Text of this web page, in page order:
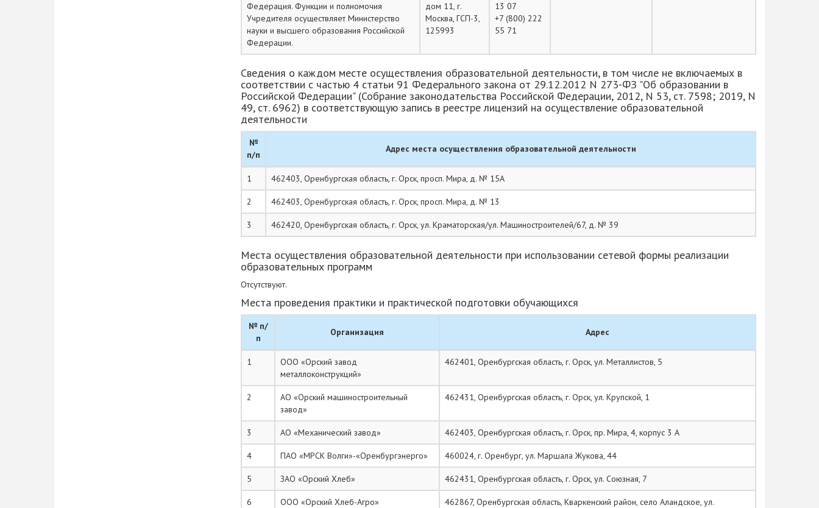
Федерация. Функции и полномочия
Учредителя осуществляет Министерство
науки и высшего образования Российской
Федерации.
дом 11, г.
Москва, ГСП-3,
125993
13 07
+7 (800) 222
55 71
Сведения о каждом месте осуществления образовательной деятельности, в том числе не включаемых в
соответствии с частью 4 статьи 91 Федерального закона от 29.12.2012 N 273-ФЗ "Об образовании в
Российской Федерации" (Собрание законодательства Российской Федерации, 2012, N 53, ст. 7598; 2019, N
49, ст. 6962) в соответствующую запись в реестре лицензий на осуществление образовательной
деятельности
№
п/п
Адрес места осуществления образовательной деятельности
1 462403, Оренбургская область, г. Орск, просп. Мира, д. № 15А
2 462403, Оренбургская область, г. Орск, просп. Мира, д. № 13
3 462420, Оренбургская область, г. Орск, ул. Краматорская/ул. Машиностроителей/67, д. № 39
Места осуществления образовательной деятельности при использовании сетевой формы реализации
образовательных программ
Отсутствуют.
Места проведения практики и практической подготовки обучающихся
№ п/
п
Организация Адрес
1
ООО «Орский завод
металлоконструкций»
462401, Оренбургская область, г. Орск, ул. Металлистов, 5
2
АО «Орский машиностроительный
завод»
462431, Оренбургская область, г. Орск, ул. Крупской, 1
3 АО «Механический завод» 462403, Оренбургская область, г. Орск, пр. Мира, 4, корпус 3 А
4 ПАО «МРСК Волги»-«Оренбургэнерго» 460024, г. Оренбург, ул. Маршала Жукова, 44
5 ЗАО «Орский Хлеб» 462431, Оренбургская область, г. Орск, ул. Союзная, 7
6 ООО «Орский Хлеб-Агро»
462867, Оренбургская область, Кваркенский район, село Аландское, ул.